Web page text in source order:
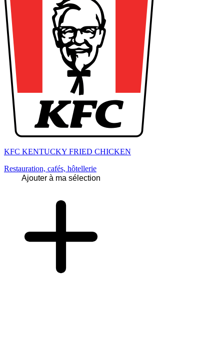
KFC KENTUCKY FRIED CHICKEN
Restauration, cafés, hôtellerie
Ajouter à ma sélection